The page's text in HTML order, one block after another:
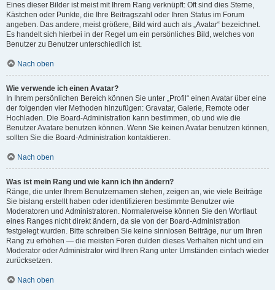
Eines dieser Bilder ist meist mit Ihrem Rang verknüpft: Oft sind dies Sterne,
Kästchen oder Punkte, die Ihre Beitragszahl oder Ihren Status im Forum
angeben. Das andere, meist größere, Bild wird auch als „Avatar“ bezeichnet.
Es handelt sich hierbei in der Regel um ein persönliches Bild, welches von
Benutzer zu Benutzer unterschiedlich ist.
Nach oben
Wie verwende ich einen Avatar?
In Ihrem persönlichen Bereich können Sie unter „Profil“ einen Avatar über eine
der folgenden vier Methoden hinzufügen: Gravatar, Galerie, Remote oder
Hochladen. Die Board-Administration kann bestimmen, ob und wie die
Benutzer Avatare benutzen können. Wenn Sie keinen Avatar benutzen können,
sollten Sie die Board-Administration kontaktieren.
Nach oben
Was ist mein Rang und wie kann ich ihn ändern?
Ränge, die unter Ihrem Benutzernamen stehen, zeigen an, wie viele Beiträge
Sie bislang erstellt haben oder identifizieren bestimmte Benutzer wie
Moderatoren und Administratoren. Normalerweise können Sie den Wortlaut
eines Ranges nicht direkt ändern, da sie von der Board-Administration
festgelegt wurden. Bitte schreiben Sie keine sinnlosen Beiträge, nur um Ihren
Rang zu erhöhen — die meisten Foren dulden dieses Verhalten nicht und ein
Moderator oder Administrator wird Ihren Rang unter Umständen einfach wieder
zurücksetzen.
Nach oben